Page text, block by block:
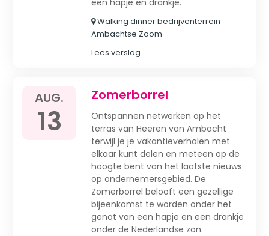
een hapje en drankje.
Walking dinner bedrijventerrein
Ambachtse Zoom
Lees verslag
AUG.
13
Zomerborrel
Ontspannen netwerken op het
terras van Heeren van Ambacht
terwijl je je vakantieverhalen met
elkaar kunt delen en meteen op de
hoogte bent van het laatste nieuws
op ondernemersgebied. De
Zomerborrel belooft een gezellige
bijeenkomst te worden onder het
genot van een hapje en een drankje
onder de Nederlandse zon.